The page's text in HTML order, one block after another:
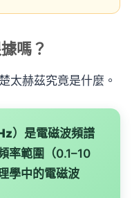
嗎？
太赫茲究竟是什麼。
） 是電磁波頻譜
率範圍（0.1–10
學中的電磁波